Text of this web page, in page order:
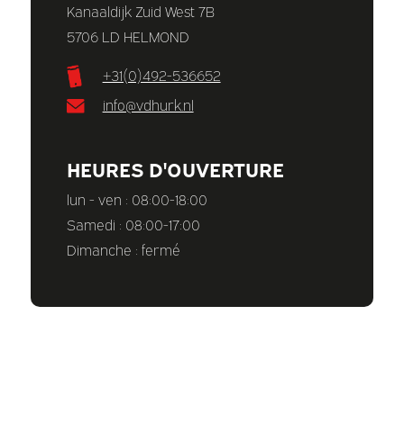
Kanaaldijk Zuid West 7B
5706 LD HELMOND
+31(0)492-536652
info@vdhurk.nl
HEURES D'OUVERTURE
lun - ven : 08:00-18:00
Samedi : 08:00-17:00
Dimanche : fermé